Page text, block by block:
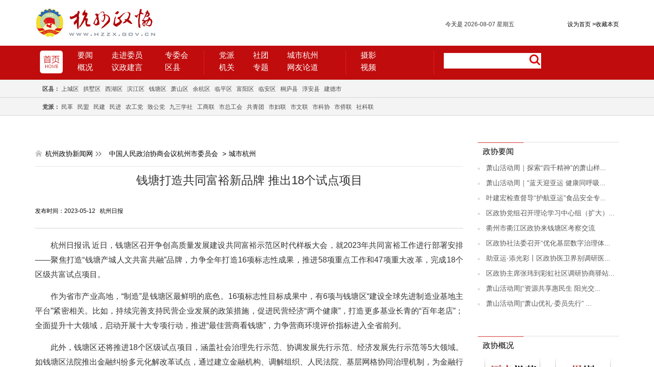
设为首页 >收藏本页
今天是 2026-08-07 星期五
要闻 走进委员
专委会
概况
议政建言 区县
党派 社团
城市杭州
机关
专题 网友论道
摄影
视频
区县： 上城区 拱墅区 西湖区 滨江区 钱塘区 萧山区 余杭区 临平区 富阳区 临安区 桐庐县 淳安县 建德市
党派： 民革 民盟 民建 民进 农工党 致公党 九三学社 工商联 市总工会 共青团 市妇联 市文联 市科协 市侨联 社科联
杭州政协新闻网 中国人民政治协商会议杭州市委员会 > 城市杭州
钱塘打造共同富裕新品牌 推出18个试点项目
发布时间：2023-05-12 杭州日报
杭州日报讯 近日，钱塘区召开争创高质量发展建设共同富裕示范区时代样板大会，就2023年共同富裕工作进行部署安排
——聚焦打造“钱塘产城人文共富共融”品牌，力争全年打造16项标志性成果，推进58项重点工作和47项重大改革，完成18个
区级共富试点项目。
作为省市产业高地，“制造”是钱塘区最鲜明的底色。16项标志性目标成果中，有6项与钱塘区“建设全球先进制造业基地主
平台”紧密相关。比如，持续完善支持民营企业发展的政策措施，促进民营经济“两个健康”，打造更多基业长青的“百年老店”；
全面提升十大领域，启动开展十大专项行动，推进“最佳营商看钱塘”，力争营商环境评价指标进入全省前列。
此外，钱塘区还将推进18个区级试点项目，涵盖社会治理先行示范、协调发展先行示范、经济发展先行示范等5大领域。
如钱塘区法院推出金融纠纷多元化解改革试点，通过建立金融机构、调解组织、人民法院、基层网格协同治理机制，为金融行
政协要闻
萧山活动周｜探索“四千精神”的萧山样...
萧山活动周｜“蓝天迎亚运 健康同呼吸...
叶建宏检查督导“护航亚运”食品安全专...
区政协党组召开理论学习中心组（扩大）...
衢州市衢江区政协来钱塘区考察交流
区政协社法委召开“优化基层数字治理体...
助亚运·添光彩丨区政协医卫界别调研医...
区政协主席张玮到彩虹社区调研协商驿站...
萧山活动周|“资源共享惠民生 阳光交...
萧山活动周|“萧山优礼·委员先行” ...
政协概况